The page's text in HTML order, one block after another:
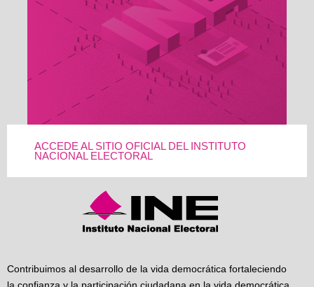
ACCEDE AL SITIO OFICIAL DEL INSTITUTO
NACIONAL ELECTORAL
Contribuimos al desarrollo de la vida democrática fortaleciendo